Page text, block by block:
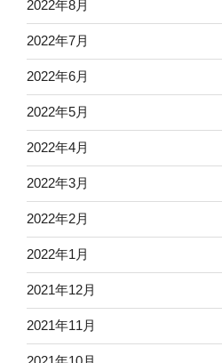
2022年8月
2022年7月
2022年6月
2022年5月
2022年4月
2022年3月
2022年2月
2022年1月
2021年12月
2021年11月